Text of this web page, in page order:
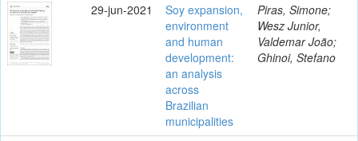
29-jun-2021
Soy expansion,
environment
and human
development:
an analysis
across
Brazilian
municipalities
Piras, Simone;
Wesz Junior,
Valdemar João;
Ghinoi, Stefano